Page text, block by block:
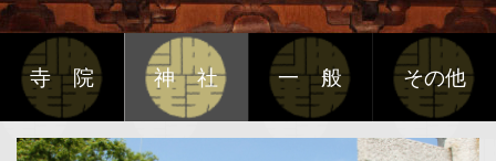
寺院 神社 一般 その他